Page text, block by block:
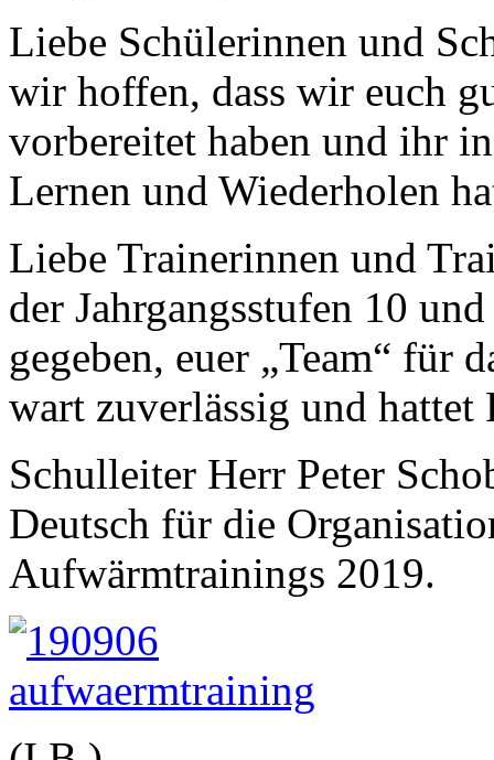
Liebe Schülerinnen und
wir hoffen, dass wir euch
vorbereitet haben und ihr
Lernen und Wiederholen
Liebe Trainerinnen und
der Jahrgangsstufen 10
gegeben, euer „Team“ für
wart zuverlässig und hattet
Schulleiter Herr Peter
Deutsch für die
Aufwärmtrainings 2019.